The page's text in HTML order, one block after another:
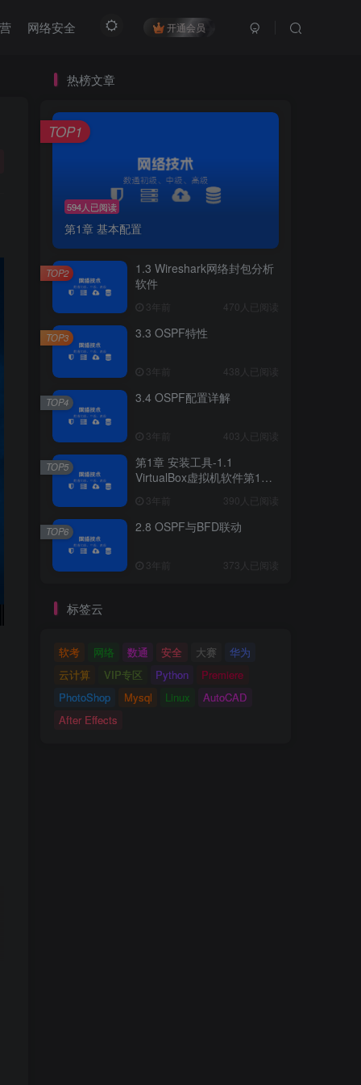
开通会员
网络安全
热榜文章
594人已阅读
第1章 基本配置
TOP1
1.3 Wireshark网络封包分析
软件
3年前 470人已阅读
TOP2
3.3 OSPF特性
3年前 438人已阅读
TOP3
3.4 OSPF配置详解
3年前 403人已阅读
TOP4
第1章 安装工具-1.1
VirtualBox虚拟机软件第1章
3年前 390人已阅读
TOP5
2.8 OSPF与BFD联动
3年前 373人已阅读
TOP6
标签云
软考 网络 数通 安全 大赛
华为
云计算
VIP专区 Python
Premiere
PhotoShop
Mysql Linux
AutoCAD
After Effects